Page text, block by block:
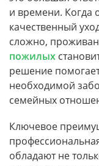
и времени. Когда
качественный
сложно,
пожилых
решение
необходимой
семейных
Ключевое
обладают не